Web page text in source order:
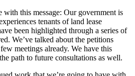
with this message: Our government is
tenants of land lease
been highlighted through a series of
We’ve talked about the petitions
meetings already. We have this
path to future consultations as well.